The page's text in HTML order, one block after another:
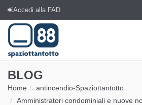
Accedi alla FAD
BLOG
Home antincendio-Spaziottantotto
Amministratori condominiali e nuove